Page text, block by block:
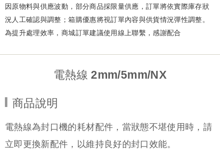
因原物料與供應波動，部分商品採限量供應，訂單將依實際庫存狀
況人工確認與調整；箱購優惠將視訂單內容與供貨情況彈性調整。
為提升處理效率，商城訂單建議使用線上聯繫，感謝配合
電熱線 2mm/5mm/NX
商品說明
電熱線為封口機的耗材配件，當狀態不堪使用時，請
立即更換新配件，以維持良好的封口效能。